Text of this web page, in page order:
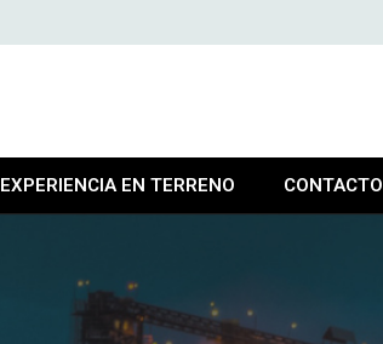
EXPERIENCIA EN TERRENO CONTACTO